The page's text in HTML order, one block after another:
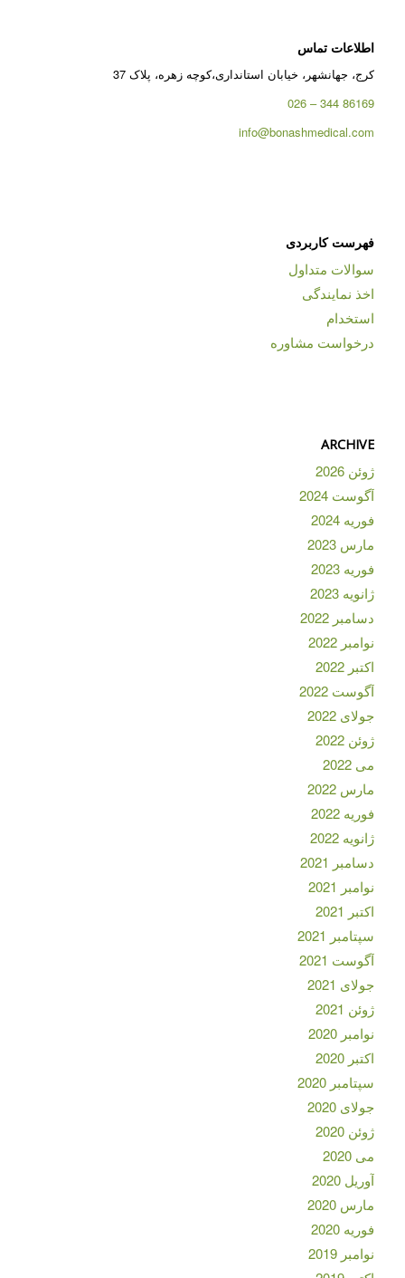
اطلاعات تماس
کرج، جهانشهر، خیابان استانداری،کوچه زهره، پلاک 37
86169 344 – 026
info@bonashmedical.com
فهرست کاربردی
سوالات متداول
اخذ نمایندگی
استخدام
درخواست مشاوره
ARCHIVE
ژوئن 2026
آگوست 2024
فوریه 2024
مارس 2023
فوریه 2023
ژانویه 2023
دسامبر 2022
نوامبر 2022
اکتبر 2022
آگوست 2022
جولای 2022
ژوئن 2022
می 2022
مارس 2022
فوریه 2022
ژانویه 2022
دسامبر 2021
نوامبر 2021
اکتبر 2021
سپتامبر 2021
آگوست 2021
جولای 2021
ژوئن 2021
نوامبر 2020
اکتبر 2020
سپتامبر 2020
جولای 2020
ژوئن 2020
می 2020
آوریل 2020
مارس 2020
فوریه 2020
نوامبر 2019